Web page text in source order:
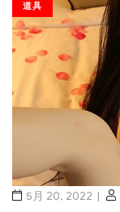
道具
5月 20, 2022